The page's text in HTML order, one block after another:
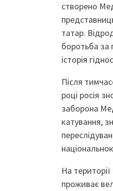
створено
татар.
боротьба
історія
Після
році росія
заборона
катування,
На
проживає